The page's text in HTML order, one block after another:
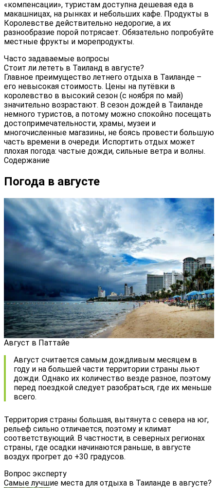
«компенсации», туристам доступна дешевая еда в
макашницах, на рынках и небольших кафе. Продукты в
Королевстве действительно недорогие, а их
разнообразие порой потрясает. Обязательно попробуйте
местные фрукты и морепродукты.
Часто задаваемые вопросы
Стоит ли лететь в Таиланд в августе?
Главное преимущество летнего отдыха в Таиланде –
его невысокая стоимость. Цены на путёвки в
королевство в высокий сезон (с ноября по май)
значительно возрастают. В сезон дождей в Таиланде
немного туристов, а потому можно спокойно посещать
достопримечательности, храмы, музеи и
многочисленные магазины, не боясь провести большую
часть времени в очереди. Испортить отдых может
плохая погода: частые дожди, сильные ветра и волны.
Содержание
Погода в августе
Август в Паттайе
Август считается самым дождливым месяцем в
году и на большей части территории страны льют
дожди. Однако их количество везде разное, поэтому
перед поездкой следует разобраться, где их меньше
всего.
Территория страны большая, вытянута с севера на юг,
рельеф сильно отличается, поэтому и климат
соответствующий. В частности, в северных регионах
страны, где осадки начинаются раньше, в августе
воздух прогрет до +30 градусов.
Вопрос эксперту
Самые лучшие места для отдыха в Таиланде в августе?